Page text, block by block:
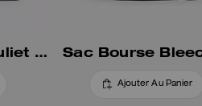
Sac Bandoulière Juliet 38 Sac Bourse
Ajouter Au Panier